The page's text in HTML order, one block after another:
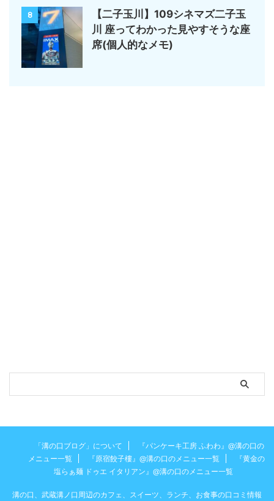
8
【二子玉川】109シネマズ二子玉
川 座ってわかった見やすそうな座
席(個人的なメモ)
「溝の口ブログ」について
『パンケーキ工房 ふわわ』@溝の口の
メニュー一覧
『原宿餃子樓』@溝の口のメニュー一覧
『黄金の
塩らぁ麺 ドゥエ イタリアン』@溝の口のメニュー一覧
溝の口、武蔵溝ノ口周辺のカフェ、スイーツ、ランチ、お食事の口コミ情報